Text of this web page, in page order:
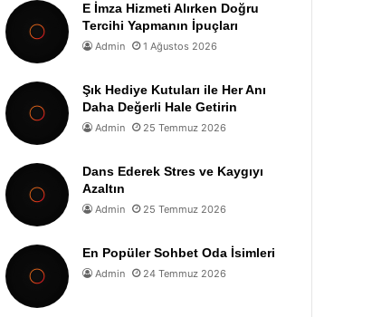
E İmza Hizmeti Alırken Doğru
Tercihi Yapmanın İpuçları
Admin 1 Ağustos 2026
Şık Hediye Kutuları ile Her Anı
Daha Değerli Hale Getirin
Admin 25 Temmuz 2026
Dans Ederek Stres ve Kaygıyı
Azaltın
Admin 25 Temmuz 2026
En Popüler Sohbet Oda İsimleri
Admin 24 Temmuz 2026